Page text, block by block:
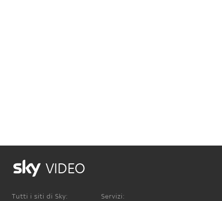
VIDEO
Tutti i siti di Sky: Servizi: